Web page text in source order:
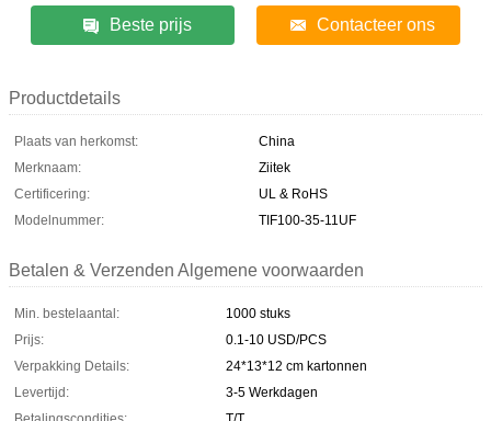
Beste prijs Contacteer ons
Productdetails
Plaats van herkomst:
China
Merknaam:
Ziitek
Certificering:
UL & RoHS
Modelnummer:
TIF100-35-11UF
Betalen & Verzenden Algemene voorwaarden
Min. bestelaantal:
1000 stuks
Prijs:
0.1-10 USD/PCS
Verpakking Details:
24*13*12 cm kartonnen
Levertijd:
3-5 Werkdagen